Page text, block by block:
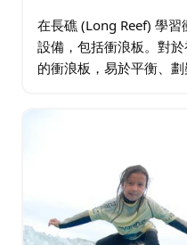
在長礁 (Long Reef) 學
設備，包括衝浪板。對
的衝浪板，易於平衡、